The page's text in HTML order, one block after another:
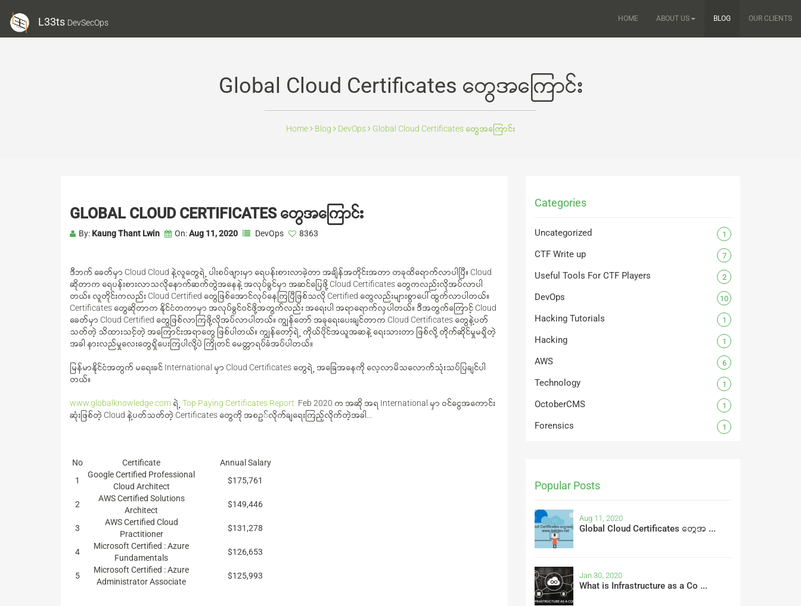
L33ts DevSecOps HOME ABOUT US BLOG OUR CLIENTS
Global Cloud Certificates တွေအကြောင်း
Home Blog DevOps Global Cloud Certificates တွေအကြောင်း
GLOBAL CLOUD CERTIFICATES တွေအကြောင်း
By: Kaung Thant Lwin On:Aug 11, 2020 DevOps 8363
ဒီဘက် ခေတ်မှာ Cloud Cloud နဲ့လူတွေရဲ့ ပါးစပ်ဖျားမှာ ရေပန်းစားလာခဲ့တာ အချိန်အတိုင်းအတာ တခုထိရောက်လာပါပြီ။ Cloud
ဆိုတာက ရေပန်းစားလာသလိုနောက်ဆက်တွဲအနေနဲ့ အလုပ်ခွင်မှာ အဆင်ပြေဖို့ Cloud Certificates တွေကလည်းလိုအပ်လာပါ
တယ်။ လူတိုင်းကလည်း Cloud Certified တွေဖြစ်အောင်လုပ်နေကြပြီဖြစ်သလို Certified တွေလည်းများစွာပေါ်ထွက်လာပါတယ်။
Certificates တွေဆိုတာက နိုင်ငံတကာမှာ အလုပ်ခွင်ဝင်ဖို့အတွက်လည်း အရေးပါ အရာရောက်လှပါတယ်။ ဒီအတွက်ကြောင့် Cloud
ခေတ်မှာ Cloud Certified တွေဖြစ်လာကြဖို့လိုအပ်လာပါတယ်။ ကျွန်တော် အခုရေးပေးချင်တာက Cloud Certificates တွေနဲ့ပတ်
သတ်တဲ့ သိထားသင့်တဲ့ အကြောင်းအရာတွေ ဖြစ်ပါတယ်။ ကျွန်တော့်ရဲ့ ကိုယ်ပိုင်အယူအဆနဲ့ ရေးသားတာ ဖြစ်လို့ တိုက်ဆိုင်မှုမရှိတဲ့
အခါ နားလည်မှုလေးတွေရှိပေးကြပါလို့ပဲ ကြိုတင် မေတ္တာရပ်ခံအပ်ပါတယ်။
မြန်မာနိုင်ငံအတွက် မရေးခင် International မှာ Cloud Certificates တွေရဲ့ အခြေအနေကို လေ့လာမိသလောက်သုံးသပ်ပြချင်ပါ
တယ်။
www.globalknowledge.com ရဲ့ Top Paying Certificates Report Feb 2020 က အဆို အရ International မှာ ဝင်ငွေအကောင်း
ဆုံးဖြစ်တဲ့ Cloud နဲ့ပတ်သတ်တဲ့ Certificates တွေကို အစဥ်လိုက်ချရေးကြည့်လိုက်တဲ့အခါ...
No Certificate
Annual Salary
1
Google Certified Professional
Cloud Architect
$175,761
2
AWS Certified Solutions
Architect
$149,446
3
AWS Certified Cloud
Practitioner
$131,278
4
Microsoft Certified : Azure
Fundamentals
$126,653
5
Microsoft Certified : Azure
Administrator Associate
$125,993
Categories
Uncategorized 1
CTF Write up 7
Useful Tools For CTF Players 2
DevOps 10
Hacking Tutorials 1
Hacking 1
AWS 6
Technology 1
OctoberCMS 1
Forensics 1
Popular Posts
Aug 11, 2020
Global Cloud Certificates တွေအ ...
Jan 30, 2020
What is Infrastructure as a Co ...